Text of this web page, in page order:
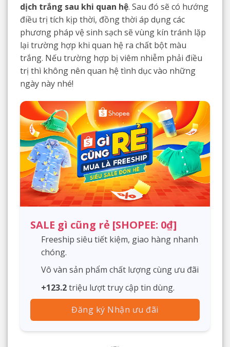
dịch trắng sau khi quan hệ. Sau đó sẽ có hướng
điều trị tích kịp thời, đồng thời áp dụng các
phương pháp vệ sinh sạch sẽ vùng kín tránh lặp
lại trường hợp khi quan hệ ra chất bột màu
trắng. Nếu trường hợp bị viêm nhiễm phải điều
trị thì không nên quan hệ tình dục vào những
ngày này nhé!
SALE gì cũng rẻ [SHOPEE: 0₫]
Freeship siêu tiết kiệm, giao hàng nhanh
chóng.
Vô vàn sản phẩm chất lượng cùng ưu đãi
+123.2triệu lượt truy cập tin dùng.
Đăng ký Nhận ưu đãi